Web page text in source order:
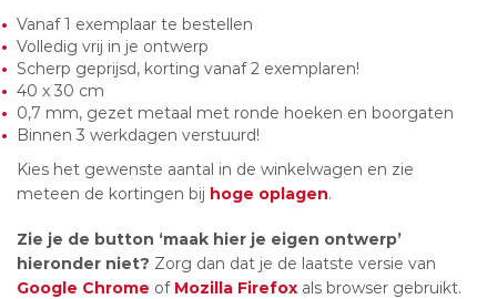
Vanaf 1 exemplaar te bestellen
Volledig vrij in je ontwerp
Scherp geprijsd, korting vanaf 2 exemplaren!
40 x 30 cm
0,7 mm, gezet metaal met ronde hoeken en boorgaten
Binnen 3 werkdagen verstuurd!
Kies het gewenste aantal in de winkelwagen en zie
meteen de kortingen bij hoge oplagen.
Zie je de button ‘maak hier je eigen ontwerp’
hieronder niet? Zorg dan dat je de laatste versie van
Google Chrome of Mozilla Firefox als browser gebruikt.